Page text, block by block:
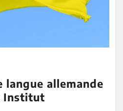
langue allemande
Institut